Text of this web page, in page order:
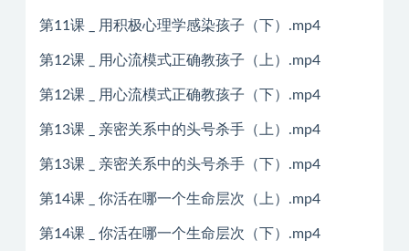
第11课 _ 用积极心理学感染孩子（下）.mp4
第12课 _ 用心流模式正确教孩子（上）.mp4
第12课 _ 用心流模式正确教孩子（下）.mp4
第13课 _ 亲密关系中的头号杀手（上）.mp4
第13课 _ 亲密关系中的头号杀手（下）.mp4
第14课 _ 你活在哪一个生命层次（上）.mp4
第14课 _ 你活在哪一个生命层次（下）.mp4